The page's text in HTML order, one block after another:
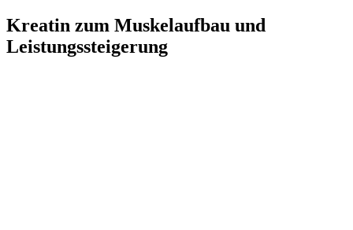
Kreatin zum Muskelaufbau und
Leistungssteigerung